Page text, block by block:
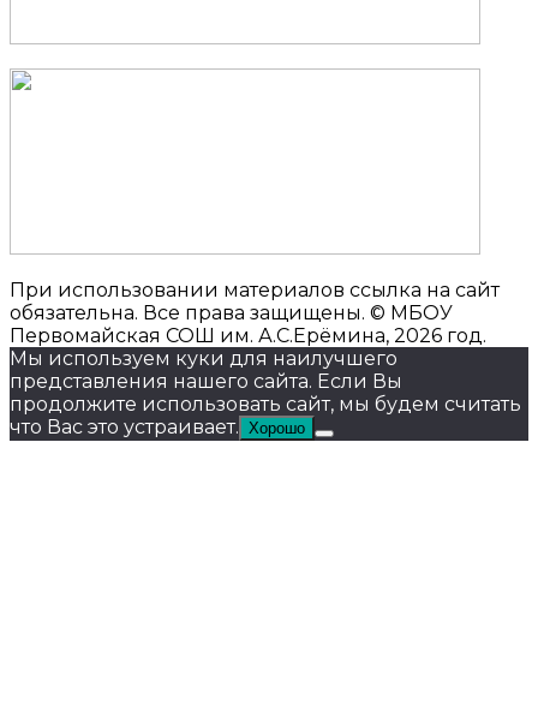
При использовании материалов ссылка на сайт
обязательна. Все права защищены. © МБОУ
Первомайская СОШ им. А.С.Ерёмина, 2026 год.
Мы используем куки для наилучшего
представления нашего сайта. Если Вы
продолжите использовать сайт, мы будем считать
что Вас это устраивает. Хорошо